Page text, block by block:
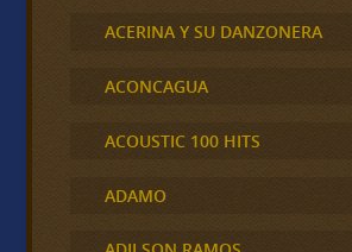
ACERINA Y SU DANZONERA
ACONCAGUA
ACOUSTIC 100 HITS
ADAMO